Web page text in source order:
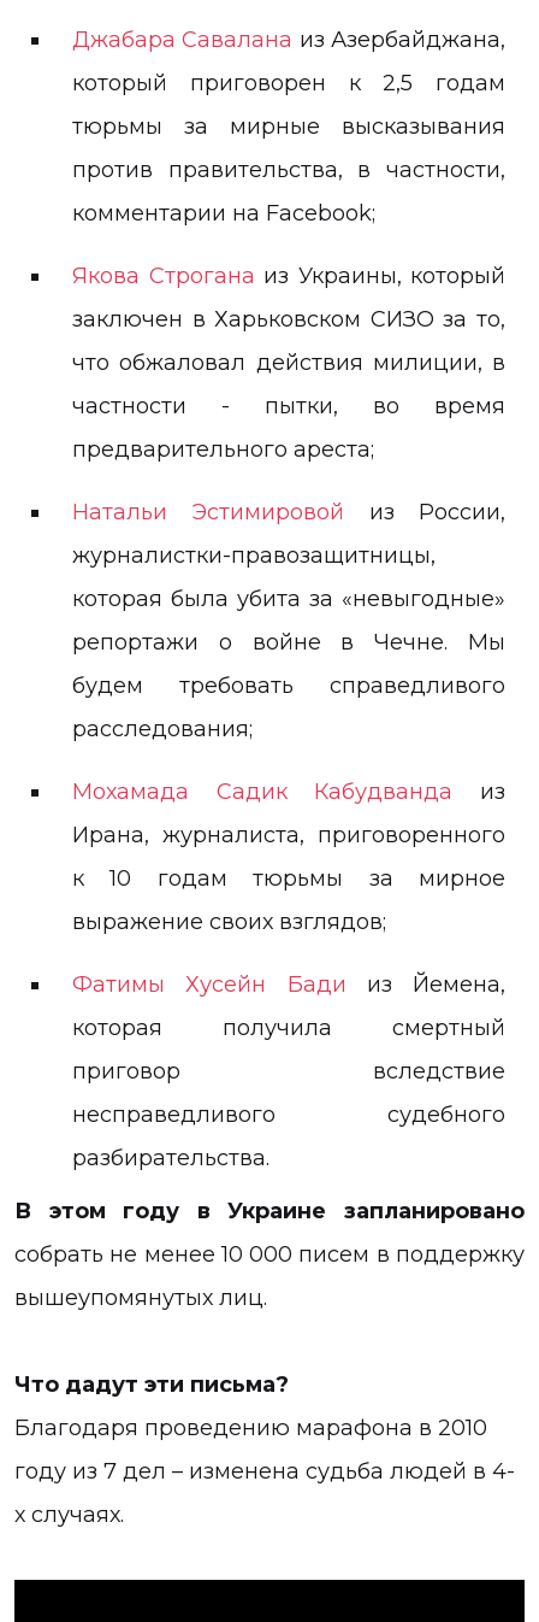
Джабара Савалана из Азербайджана,
который приговорен к 2,5 годам
тюрьмы за мирные высказывания
против правительства, в частности,
комментарии на Facebook;
Якова Строгана из Украины, который
заключен в Харьковском СИЗО за то,
что обжаловал действия милиции, в
частности - пытки, во время
предварительного ареста;
Натальи Эстимировой
из России,
журналистки-правозащитницы,
которая была убита за «невыгодные»
репортажи о войне в Чечне. Мы
будем требовать справедливого
расследования;
Мохамада Садик Кабудванда
из
Ирана, журналиста, приговоренного
к 10 годам тюрьмы за мирное
выражение своих взглядов;
Фатимы Хусейн Бади из Йемена,
которая получила смертный
приговор вследствие
несправедливого судебного
разбирательства.
В этом году в Украине запланировано
собрать не менее 10 000 писем в поддержку
вышеупомянутых лиц.
Что дадут эти письма?
Благодаря проведению марафона в 2010
году из 7 дел – изменена судьба людей в 4-
х случаях.